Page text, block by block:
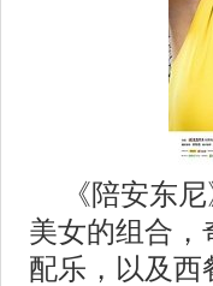
《陪安东
美女的组合，
配乐，以及西